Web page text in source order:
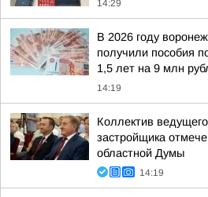
14:29
В 2026 году
получили пособия
1,5 лет на 9 млн
14:19
Коллектив
застройщика
областной Думы
14:19